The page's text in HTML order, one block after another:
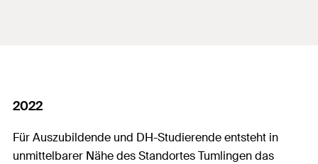
2022
Für Auszubildende und DH-Studierende entsteht in
unmittelbarer Nähe des Standortes Tumlingen das